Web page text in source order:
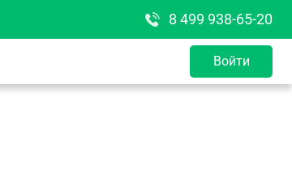
8 499 938-65-20
Войти